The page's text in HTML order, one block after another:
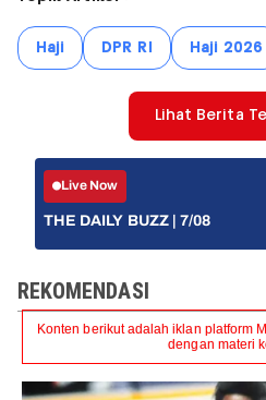
Haji DPR RI Haji 2026
Lihat Berita
Live Now
THE DAILY BUZZ | 7/08